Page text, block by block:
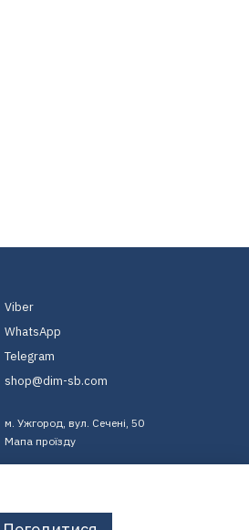
Viber
WhatsApp
Telegram
shop@dim-sb.com
м. Ужгород, вул. Сечені, 50
Мапа проїзду